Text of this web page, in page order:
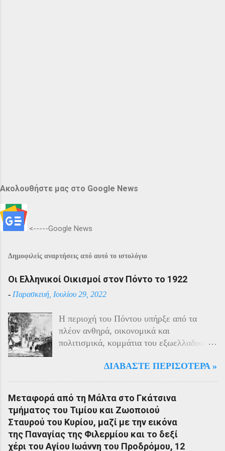
Ακολουθήστε μας στο Google News
<-----Google News
Δημοφιλείς αναρτήσεις από αυτό το ιστολόγιο
Οι Ελληνικοί Οικισμοί στον Πόντο το 1922
- Παρασκευή, Ιουλίου 29, 2022
Η περιοχή του Πόντου υπήρξε από τα
πλέον ανθηρά, οικονομικά και
πολιτισμικά, κομμάτια του εξωελλαδικού
40% του πληθυσμού της περιοχής και μαζί
με τους Αρμένιους πρωταγωνιστούσαν
στην οικονομική ζωή της. Ο πληθυσμός
του Πόντου είχε και αυτός στη διάρκεια
του πολέμου την ίδια τύχη με τον
υπόλοιπο μικρασιατικό πληθυσμό. Με την
είσοδο της Τουρκίας στον πόλεμο
ΔΙΑΒΆΣΤΕ ΠΕΡΙΣΌΤΕΡΑ »
Μεταφορά από τη Μάλτα στο Γκάτσινα
τμήματος του Τιμίου και Ζωοποιού
Σταυρού του Κυρίου, μαζί με την εικόνα
της Παναγίας της Φιλερμίου και το δεξί
χέρι του Αγίου Ιωάννη του Προδρόμου, 12